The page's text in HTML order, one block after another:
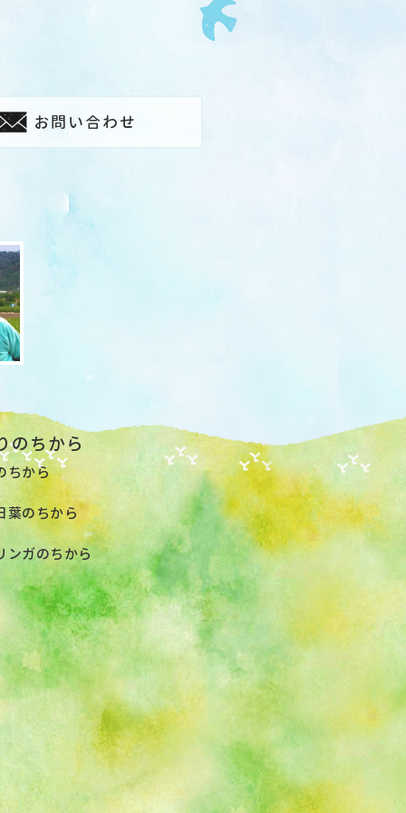
お問い合わせ
のちから
ちから
葉のちから
ンガのちから